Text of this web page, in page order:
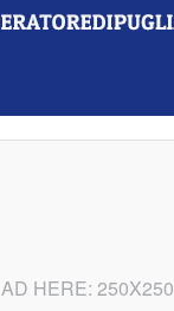
AD HERE: 250X250